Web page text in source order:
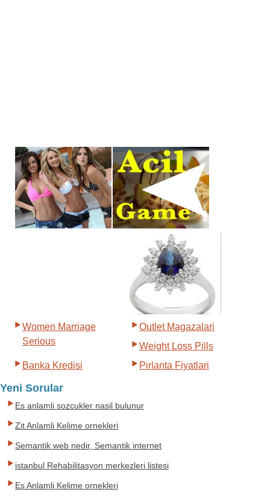
Women Marriage
Serious
Outlet Magazalari
Weight Loss Pills
Banka Kredisi
Pirlanta Fiyatlari
Yeni Sorular
Es anlamli sozcukler nasil bulunur
Zit Anlamli Kelime ornekleri
Semantik web nedir, Semantik internet
istanbul Rehabilitasyon merkezleri listesi
Es Anlamli Kelime ornekleri